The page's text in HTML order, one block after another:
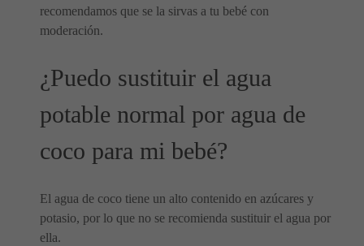
recomendamos que se la sirvas a tu bebé con
moderación.
¿Puedo sustituir el agua
potable normal por agua de
coco para mi bebé?
El agua de coco tiene un alto contenido en azúcares y
potasio, por lo que no se recomienda sustituir el agua por
ella.